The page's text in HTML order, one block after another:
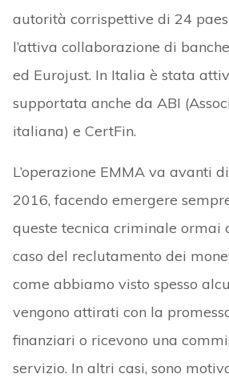
autorità corrispettive di 24
l’attiva collaborazione di
ed Eurojust. In Italia è stata
supportata anche da ABI
italiana) e CertFin.
L’operazione EMMA va avanti
2016, facendo emergere
queste tecnica criminale ormai
caso del reclutamento dei
come abbiamo visto spesso
vengono attirati con la
finanziari o ricevono una
servizio. In altri casi, sono